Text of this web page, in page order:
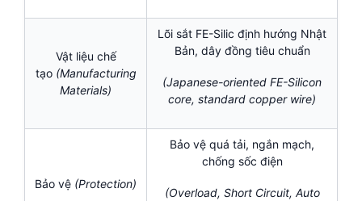
Vật liệu chế
tạo (Manufacturing
Materials)
Lõi sắt FE-Silic định hướng Nhật
Bản, dây đồng tiêu chuẩn
(Japanese-oriented FE-Silicon
core, standard copper wire)
Bảo vệ (Protection)
Bảo vệ quá tải, ngắn mạch,
chống sốc điện
(Overload, Short Circuit, Auto